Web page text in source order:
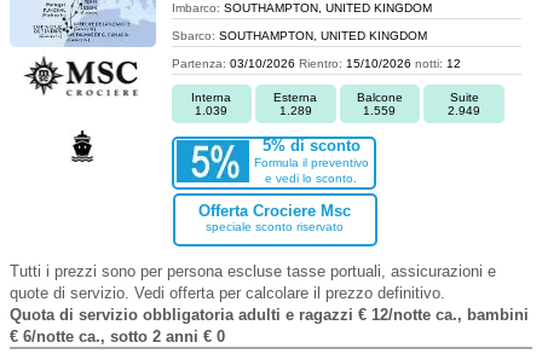
Imbarco: SOUTHAMPTON, UNITED KINGDOM
Sbarco: SOUTHAMPTON, UNITED KINGDOM
Partenza: 03/10/2026 Rientro: 15/10/2026 notti: 12
Interna
1.039
Esterna
1.289
Balcone
1.559
Suite
2.949
5% di sconto
Formula il preventivo
e vedi lo sconto.
Offerta Crociere Msc
speciale sconto riservato
Tutti i prezzi sono per persona escluse tasse portuali, assicurazioni e
quote di servizio. Vedi offerta per calcolare il prezzo definitivo.
Quota di servizio obbligatoria adulti e ragazzi € 12/notte ca., bambini
€ 6/notte ca., sotto 2 anni € 0